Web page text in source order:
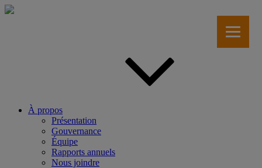
Aller
À propos
Présentation
Gouvernance
Équipe
Rapports annuels
Nous joindre